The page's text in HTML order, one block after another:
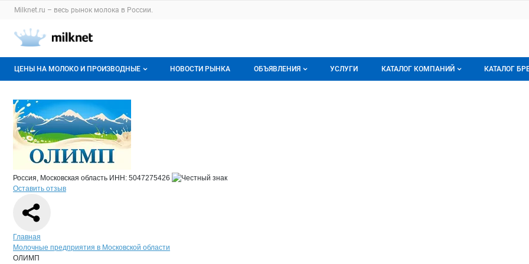
Раздел навигации по сайту milknet.ru
Milknet.ru – весь рынок молока в России.
Авторизация и меню пользователя
Навигация по разделам сайта milknet.ru
ЦЕНЫ НА МОЛОКО И ПРОИЗВОДНЫЕ
О мониторингах
Актуальные мониторинги
Динамика цен
Отзывы
НОВОСТИ РЫНКА ОБЪЯВЛЕНИЯ УСЛУГИ КАТАЛОГ КОМПАНИЙ КАТАЛОГ
Страница компании
Страница компанииОЛИМП, ООО
Краткая информация о компании
Россия, Московская область ИНН: 5047275426
Оставить отзыв
Навигация по сайту
Главная
Молочные предприятия в Московской области
ОЛИМП